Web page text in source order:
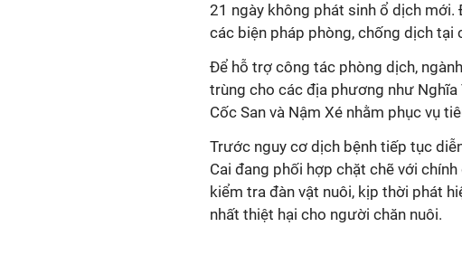
21 ngày không phát sinh ổ dịch
các biện pháp phòng, chống dịch tại
Để hỗ trợ công tác phòng dịch,
trùng cho các địa phương như Nghĩa
Cốc San và Nậm Xé nhằm phục vụ
Trước nguy cơ dịch bệnh tiếp tục
Cai đang phối hợp chặt chẽ với
kiểm tra đàn vật nuôi, kịp thời phát
nhất thiệt hại cho người chăn nuôi.